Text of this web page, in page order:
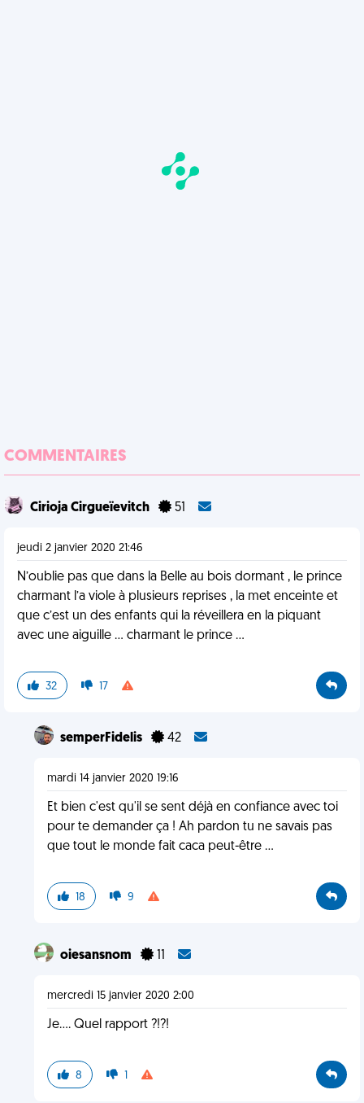
COMMENTAIRES
Cirioja Cirgueïevitch 51
jeudi 2 janvier 2020 21:46
N’oublie pas que dans la Belle au bois dormant , le prince
charmant l’a viole à plusieurs reprises , la met enceinte et
que c’est un des enfants qui la réveillera en la piquant
avec une aiguille ... charmant le prince ...
32 17
semperFidelis 42
mardi 14 janvier 2020 19:16
Et bien c'est qu'il se sent déjà en confiance avec toi
pour te demander ça ! Ah pardon tu ne savais pas
que tout le monde fait caca peut-être ...
18 9
oiesansnom 11
mercredi 15 janvier 2020 2:00
Je.... Quel rapport ?!?!
8 1